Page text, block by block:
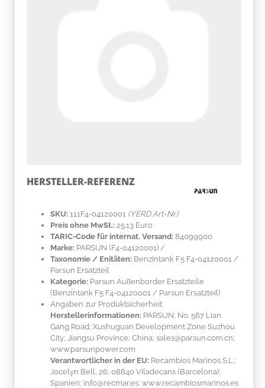
HERSTELLER-REFERENZ
SKU: 111F4-04120001 (YERD Art-Nr.)
Preis ohne MwSt.: 25.13 Euro
TARIC-Code für internat. Versand: 84099900
Marke: PARSUN (F4-04120001) /
Taxonomie / Enitäten: Benzintank F5 F4-04120001 /
Parsun Ersatzteil
Kategorie: Parsun Außenborder Ersatzteile
(Benzintank F5 F4-04120001 / Parsun Ersatzteil)
Angaben zur Produktsicherheit
Herstellerinformationen: PARSUN; No. 567 Lian
Gang Road; Xushuguan Development Zone Suzhou
City; Jiangsu Province; China; sales@parsun.com.cn;
www.parsunpower.com
Verantwortlicher in der EU: Recambios Marinos S.L.;
Jocelyn Bell, 26; 08840 Viladecans (Barcelona);
Spanien; info@recmar.es; www.recambiosmarinos.es